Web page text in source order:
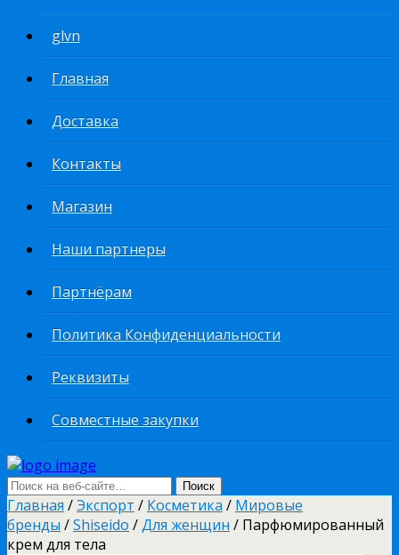
glvn
Главная
Доставка
Контакты
Магазин
Наши партнеры
Партнёрам
Политика Конфиденциальности
Реквизиты
Совместные закупки
Главная /Экспорт / Косметика / Мировые
бренды /Shiseido /Для женщин / Парфюмированный
крем для тела